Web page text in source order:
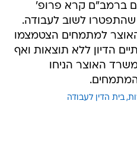
ברמב"ם קרא פרופ'
לשוב לעבודה.
האוצר למתמחים הצטמצמו
הדיון ללא תוצאות ואף
האוצר הניחו
בית הדין לעבודה